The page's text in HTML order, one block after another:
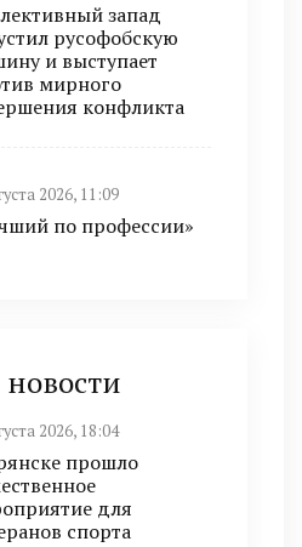
запад
русофобскую
и выступает
мирного
конфликта
2026, 11:09
по профессии»
2026, 18:04
прошло
для
спорта